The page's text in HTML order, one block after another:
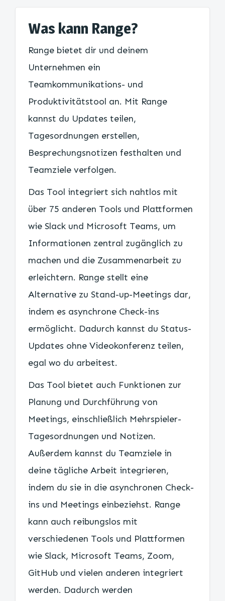
Was kann Range?
Range bietet dir und deinem
Unternehmen ein
Teamkommunikations- und
Produktivitätstool an. Mit Range
kannst du Updates teilen,
Tagesordnungen erstellen,
Besprechungsnotizen festhalten und
Teamziele verfolgen.
Das Tool integriert sich nahtlos mit
über 75 anderen Tools und Plattformen
wie Slack und Microsoft Teams, um
Informationen zentral zugänglich zu
machen und die Zusammenarbeit zu
erleichtern. Range stellt eine
Alternative zu Stand-up-Meetings dar,
indem es asynchrone Check-ins
ermöglicht. Dadurch kannst du Status-
Updates ohne Videokonferenz teilen,
egal wo du arbeitest.
Das Tool bietet auch Funktionen zur
Planung und Durchführung von
Meetings, einschließlich Mehrspieler-
Tagesordnungen und Notizen.
Außerdem kannst du Teamziele in
deine tägliche Arbeit integrieren,
indem du sie in die asynchronen Check-
ins und Meetings einbeziehst. Range
kann auch reibungslos mit
verschiedenen Tools und Plattformen
wie Slack, Microsoft Teams, Zoom,
GitHub und vielen anderen integriert
werden. Dadurch werden